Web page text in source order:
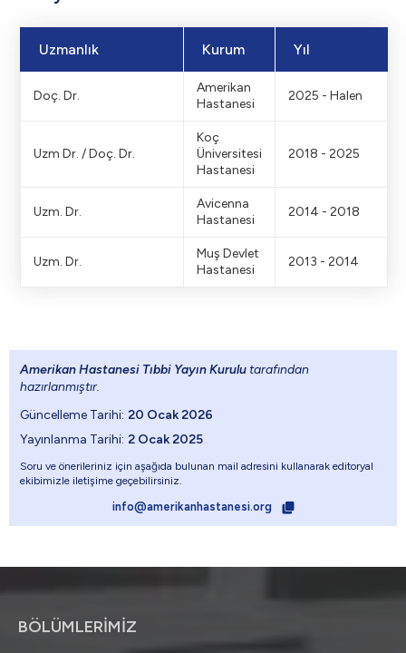
Uzmanlık Kurum Yıl
Doç. Dr.
Amerikan
Hastanesi
2025 - Halen
Uzm Dr. / Doç. Dr.
Koç
Üniversitesi
Hastanesi
2018 - 2025
Uzm. Dr.
Avicenna
Hastanesi
2014 - 2018
Uzm. Dr.
Muş Devlet
Hastanesi
2013 - 2014
Amerikan Hastanesi Tıbbi Yayın Kurulu tarafından
hazırlanmıştır.
Güncelleme Tarihi: 20 Ocak 2026
Yayınlanma Tarihi: 2 Ocak 2025
Soru ve önerileriniz için aşağıda bulunan mail adresini kullanarak editoryal
ekibimizle iletişime geçebilirsiniz.
info@amerikanhastanesi.org
BÖLÜMLERİMİZ